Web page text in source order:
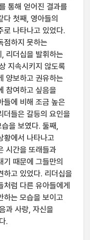
통해 얻어진 결과를
첫째, 영아들의
로 나타나고 있었다.
점하지 못하는
리더십을 발휘하는
지속시키지 않도록
양보하고 권유하는
참여하고 싶음을
들에 비해 조금 높은
더들은 갈등의 요인을
을 보였다. 둘째,
황에서 나타나고
시간을 또래들과
때문에 그들만의
하고 있었다. 리더십을
럼 다른 유아들에게
하는 모습을 보이고
과 사랑, 자신을
.